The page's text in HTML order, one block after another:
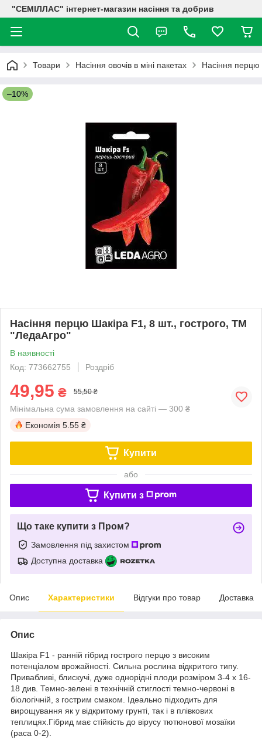
"СЕМІЛЛАС" інтернет-магазин насіння та добрив
Товари Насіння овочів в міні пакетах Насіння перцю
–10%
Насіння перцю Шакіра F1, 8 шт., гострого, ТМ
"ЛедаАгро"
В наявності
Код: 773662755
Роздріб
49,95 ₴ 55,50 ₴
Мінімальна сума замовлення на сайті — 300 ₴
Економія 5.55 ₴
Купити
або
Купити з
Що таке купити з Пром?
Замовлення під захистом
Доступна доставка
Опис Характеристики Відгуки про товар Доставка
Опис
Шакіра F1 - ранній гібрид гострого перцю з високим
потенціалом врожайності. Сильна рослина відкритого типу.
Привабливі, блискучі, дуже однорідні плоди розміром 3-4 х 16-
18 див. Темно-зелені в технічній стиглості темно-червоні в
біологічній, з гострим смаком. Ідеально підходить для
вирощування як у відкритому грунті, так і в плівкових
теплицях.Гібрид має стійкість до вірусу тютюнової мозаїки
(раса 0-2).